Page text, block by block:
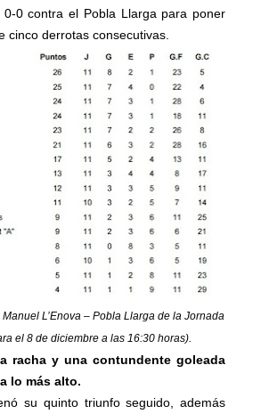
0-0 contra el Pobla Llarga para poner
cinco derrotas consecutivas.
L’Enova – Pobla Llarga de la Jornada
el 8 de diciembre a las 16:30 horas).
racha y una contundente goleada
lo más alto.
su quinto triunfo seguido, además